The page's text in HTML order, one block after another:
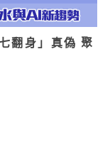
翻身」真偽 聚